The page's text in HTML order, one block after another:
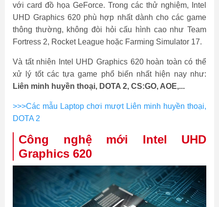
với card đồ họa GeForce. Trong các thử nghiệm, Intel
UHD Graphics 620 phù hợp nhất dành cho các game
thông thường, không đòi hỏi cấu hình cao như Team
Fortress 2, Rocket League hoặc Farming Simulator 17.
Và tất nhiên Intel UHD Graphics 620 hoàn toàn có thể
xử lý tốt các tựa game phổ biến nhất hiện nay như:
Liên minh huyền thoại, DOTA 2, CS:GO, AOE,...
>>>Các mẫu Laptop chơi mượt Liên minh huyền thoại,
DOTA 2
Công nghệ mới Intel UHD
Graphics 620